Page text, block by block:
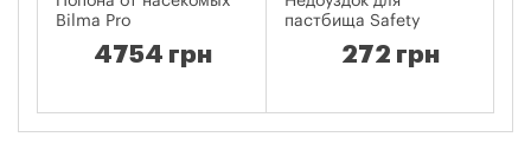
Bilma Pro
4754 грн
пастбища Safety
272 грн